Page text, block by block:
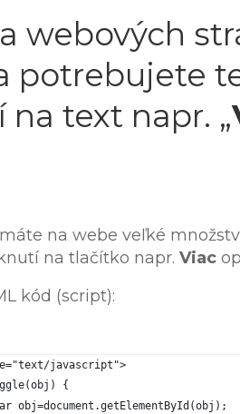
webových
potrebujete
text napr. „
na webe veľké
na tlačítko napr.Viac
kód (script):
javascript">
{
obj=document.getElementById(obj);